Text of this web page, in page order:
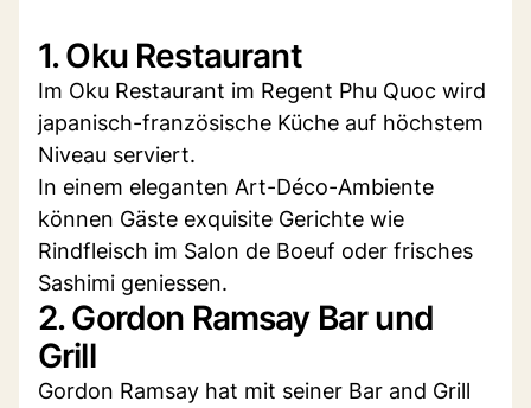
1. Oku Restaurant
Im Oku Restaurant im Regent Phu Quoc wird
japanisch-französische Küche auf höchstem
Niveau serviert.
In einem eleganten Art-Déco-Ambiente
können Gäste exquisite Gerichte wie
Rindfleisch im Salon de Boeuf oder frisches
Sashimi geniessen.
2. Gordon Ramsay Bar und
Grill
Gordon Ramsay hat mit seiner Bar and Grill